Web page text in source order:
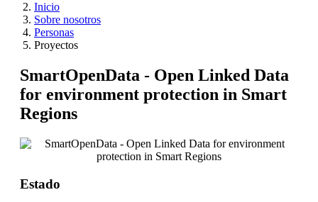
Inicio
Sobre nosotros
Personas
Proyectos
SmartOpenData - Open Linked Data
for environment protection in Smart
Regions
Estado